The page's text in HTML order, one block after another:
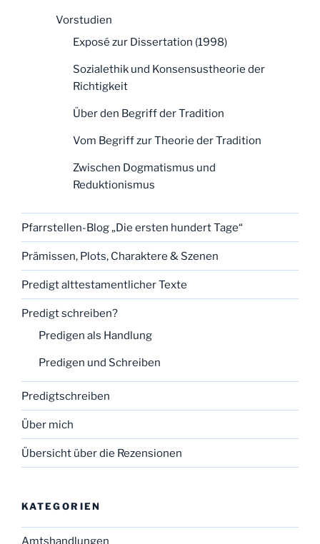
Vorstudien
Exposé zur Dissertation (1998)
Sozialethik und Konsensustheorie der
Richtigkeit
Über den Begriff der Tradition
Vom Begriff zur Theorie der Tradition
Zwischen Dogmatismus und
Reduktionismus
Pfarrstellen-Blog „Die ersten hundert Tage“
Prämissen, Plots, Charaktere & Szenen
Predigt alttestamentlicher Texte
Predigt schreiben?
Predigen als Handlung
Predigen und Schreiben
Predigtschreiben
Über mich
Übersicht über die Rezensionen
KATEGORIEN
Amtshandlungen